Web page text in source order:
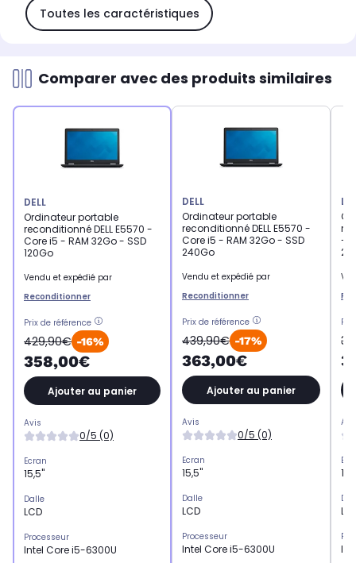
Toutes les caractéristiques
Comparer avec des produits similaires
DELL
Ordinateur portable
reconditionné DELL E5570 -
Core i5 - RAM 32Go - SSD
120Go
Vendu et expédié par
Reconditionner
Prix de référence
429,90€ -16%
358,00€
Ajouter au panier
Avis
0/5 (0)
Ecran
15,5"
Dalle
LCD
Processeur
Intel Core i5-6300U
DELL
Ordinateur portable
reconditionné DELL E5570 -
Core i5 - RAM 32Go - SSD
240Go
Vendu et expédié par
Reconditionner
Prix de référence
439,90€ -17%
363,00€
Ajouter au panier
Avis
0/5 (0)
Ecran
15,5"
Dalle
LCD
Processeur
Intel Core i5-6300U
-
14"